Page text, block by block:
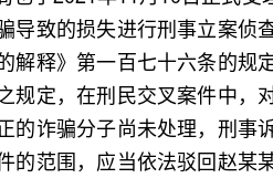
导致的损失进行刑事立案侦
解释》第一百七十六条的规
规定，在刑民交叉案件中，
的诈骗分子尚未处理，刑事
的范围，应当依法驳回赵某